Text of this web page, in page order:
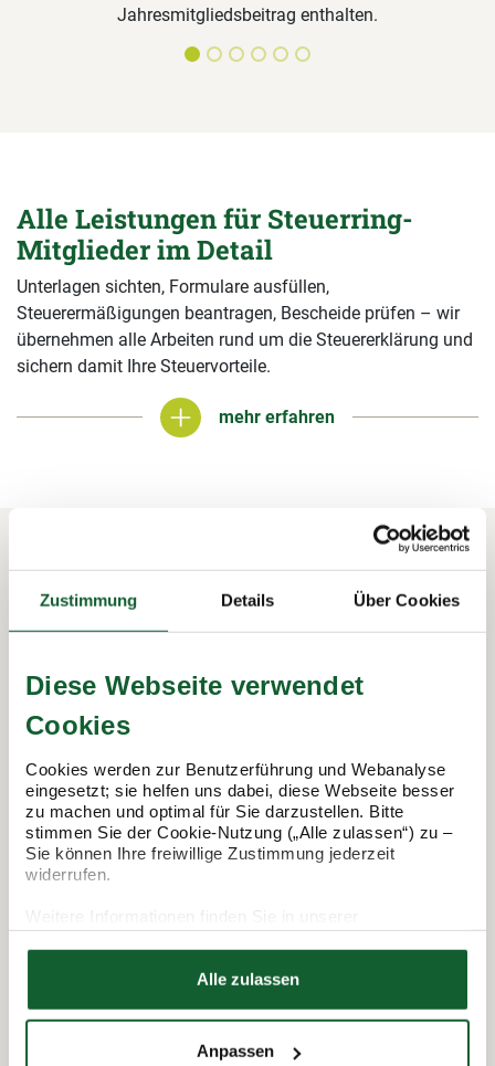
Zustimmung Details Über Cookies
Diese Webseite verwendet
Cookies
Cookies werden zur Benutzerführung und Webanalyse
eingesetzt; sie helfen uns dabei, diese Webseite besser
zu machen und optimal für Sie darzustellen. Bitte
stimmen Sie der Cookie-Nutzung („Alle zulassen“) zu –
Sie können Ihre freiwillige Zustimmung jederzeit
widerrufen.
Datenschutzerklärung
Hier finden Sie unser
Alle zulassen
Anpassen
Jahresmitgliedsbeitrag enthalten.
Alle Leistungen für Steuerring-
Mitglieder im Detail
Unterlagen sichten, Formulare ausfüllen,
Steuerermäßigungen beantragen, Bescheide prüfen – wir
übernehmen alle Arbeiten rund um die Steuererklärung und
sichern damit Ihre Steuervorteile.
mehr erfahren
mehr erfahren
In 3 Schritten zur Steuererklärung.
So funktioniert's: